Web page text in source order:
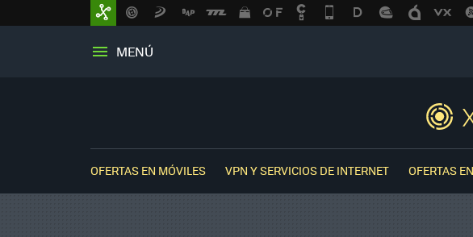
MENÚ
OFERTAS EN MÓVILES VPN Y SERVICIOS DE INTERNET OFERTAS